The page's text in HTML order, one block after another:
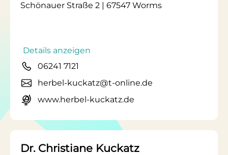
Schönauer Straße 2 | 67547 Worms
Details anzeigen
06241 7121
herbel-kuckatz@t-online.de
www.herbel-kuckatz.de
Dr. Christiane Kuckatz